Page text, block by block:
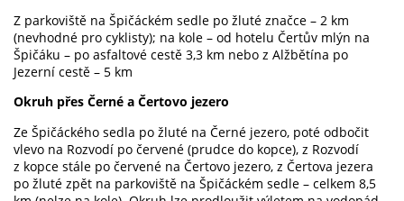
Z parkoviště na Špičáckém sedle po žluté značce – 2 km
(nevhodné pro cyklisty); na kole – od hotelu Čertův mlýn na
Špičáku – po asfaltové cestě 3,3 km nebo z Alžbětína po
Jezerní cestě – 5 km
Okruh přes Černé a Čertovo jezero
Ze Špičáckého sedla po žluté na Černé jezero, poté odbočit
vlevo na Rozvodí po červené (prudce do kopce), z Rozvodí
z kopce stále po červené na Čertovo jezero, z Čertova jezera
po žluté zpět na parkoviště na Špičáckém sedle – celkem 8,5